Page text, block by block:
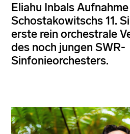
Eliahu Inbals
Schostakowitschs 11.
erste rein orchestrale
des noch jungen SWR-
Sinfonieorchesters.